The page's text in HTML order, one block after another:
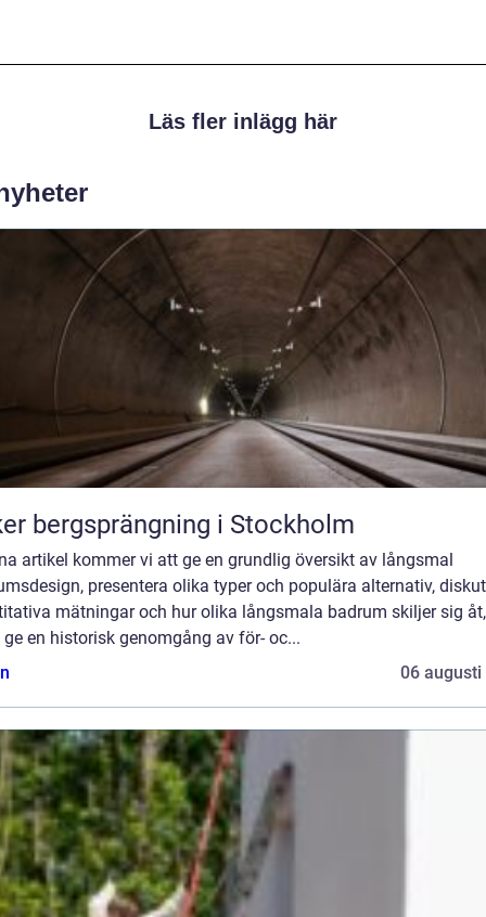
Läs fler inlägg här
bergsprängning i Stockholm
artikel kommer vi att ge en grundlig översikt av långsmal
presentera olika typer och populära alternativ,
mätningar och hur olika långsmala badrum skiljer sig åt,
en historisk genomgång av för- oc...
06 augusti